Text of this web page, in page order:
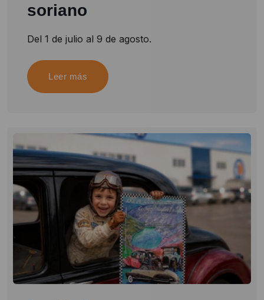
soriano
Del 1 de julio al 9 de agosto.
Leer más